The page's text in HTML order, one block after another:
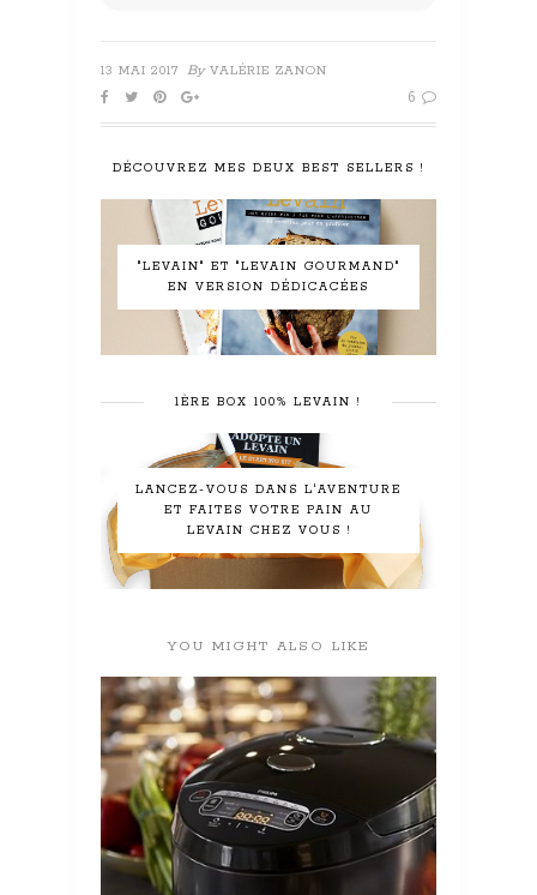
13 MAI 2017 By VALÉRIE ZANON
6
DÉCOUVREZ MES DEUX BEST SELLERS !
"LEVAIN" ET "LEVAIN GOURMAND"
EN VERSION DÉDICACÉES
1ÈRE BOX 100% LEVAIN !
LANCEZ-VOUS DANS L'AVENTURE
ET FAITES VOTRE PAIN AU
LEVAIN CHEZ VOUS !
YOU MIGHT ALSO LIKE